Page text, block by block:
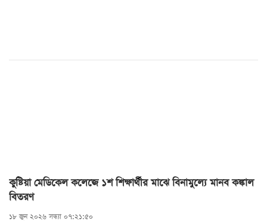
কুষ্টিয়া মেডিকেল কলেজে ১শ শিক্ষার্থীর মাঝে বিনামুল্যে মানব কঙ্কাল
বিতরণ
১৮ জুন ২০২৬ সন্ধ্যা ০৭:২১:৫০